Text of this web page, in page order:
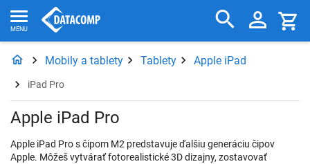
Mobily a tablety Tablety Apple iPad
iPad Pro
Apple iPad Pro
Apple iPad Pro s čipom M2 predstavuje ďalšiu generáciu čipov
Apple. Môžeš vytvárať fotorealistické 3D dizajny, zostavovať